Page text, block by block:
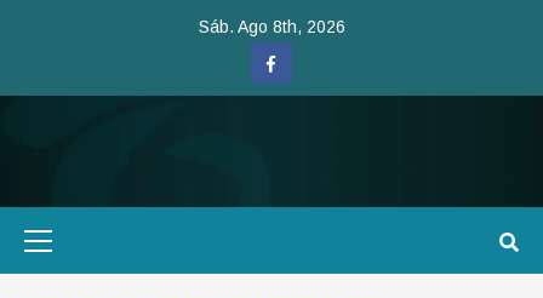
Sáb. Ago 8th, 2026
Facebook